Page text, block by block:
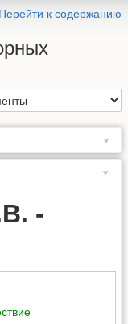
Перейти к содержанию
-